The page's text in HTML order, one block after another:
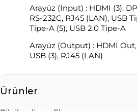
Arayüz (Input) : HDMI (3),
RS-232C, RJ45 (LAN), USB
Tipe-A (5), USB 2.0 Tipe-A
Arayüz (Output) : HDMI
USB (3), RJ45 (LAN)
Ürünler